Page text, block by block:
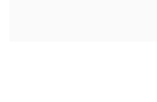
ทางการเกษตรช่วยให้นักเทร